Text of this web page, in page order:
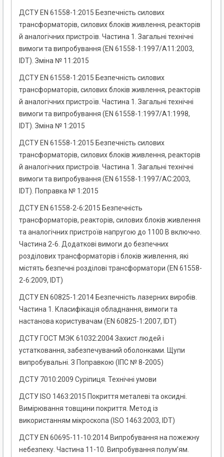
ДСТУ EN 61558-1:2015 Безпечність силових
трансформаторів, силових блоків живлення, реакторів
й аналогічних пристроїв. Частина 1. Загальні технічні
вимоги та випробування (EN 61558-1:1997/A11:2003,
IDT). Зміна № 11:2015
ДСТУ EN 61558-1:2015 Безпечність силових
трансформаторів, силових блоків живлення, реакторів
й аналогічних пристроїв. Частина 1. Загальні технічні
вимоги та випробування (EN 61558-1:1997/A1:1998,
IDT). Зміна № 1:2015
ДСТУ EN 61558-1:2015 Безпечність силових
трансформаторів, силових блоків живлення, реакторів
й аналогічних пристроїв. Частина 1. Загальні технічні
вимоги та випробування (EN 61558-1:1997/AC:2003,
IDT). Поправка № 1:2015
ДСТУ EN 61558-2-6:2015 Безпечність
трансформаторів, реакторів, силових блоків живлення
та аналогічних пристроїв напругою до 1100 В включно.
Частина 2-6. Додаткові вимоги до безпечних
розділових трансформаторів і блоків живлення, які
містять безпечні розділові трансформатори (EN 61558-
2-6:2009, IDT)
ДСТУ EN 60825-1:2014 Безпечність лазерних виробів.
Частина 1. Класифікація обладнання, вимоги та
настанова користувачам (EN 60825-1:2007, IDT)
ДСТУ ГОСТ МЭК 61032:2004 Захист людей і
устатковання, забезпечуваний оболонками. Щупи
випробувальні. З Поправкою (ІПС № 8-2005)
ДСТУ 7010:2009 Суріпиця. Технічні умови
ДСТУ ISO 1463:2015 Покриття металеві та оксидні.
Вимірювання товщини покриття. Метод із
використанням мікроскопа (ISO 1463:2003, IDT)
ДСТУ EN 60695-11-10:2014 Випробування на пожежну
небезпеку. Частина 11-10. Випробування полум’ям.